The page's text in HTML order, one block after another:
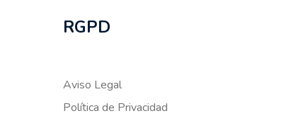
RGPD
Aviso Legal
Política de Privacidad